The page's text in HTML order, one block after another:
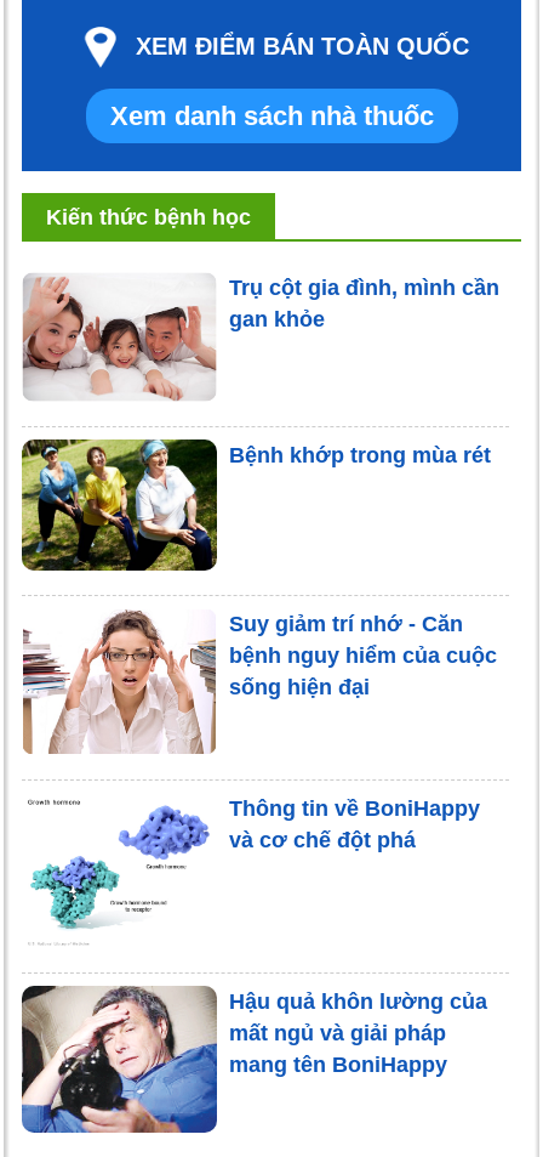
XEM ĐIỂM BÁN TOÀN QUỐC
Xem danh sách nhà thuốc
Kiến thức bệnh học
Trụ cột gia đình, mình cần
gan khỏe
Bệnh khớp trong mùa rét
Suy giảm trí nhớ - Căn
bệnh nguy hiểm của cuộc
sống hiện đại
Thông tin về BoniHappy
và cơ chế đột phá
Hậu quả khôn lường của
mất ngủ và giải pháp
mang tên BoniHappy